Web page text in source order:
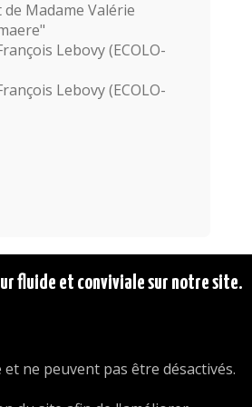
Madame Valérie
Lebovy (ECOLO-
Lebovy (ECOLO-
fluide et conviviale sur notre site.
ne peuvent pas être désactivés.